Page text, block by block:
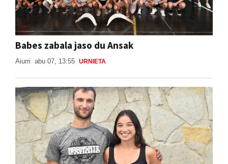
Babes zabala jaso du Ansak
Aiurri abu 07, 13:55 URNIETA